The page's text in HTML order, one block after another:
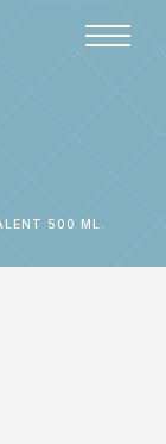
500 ML.